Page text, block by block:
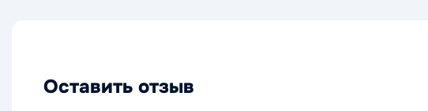
Оставить отзыв